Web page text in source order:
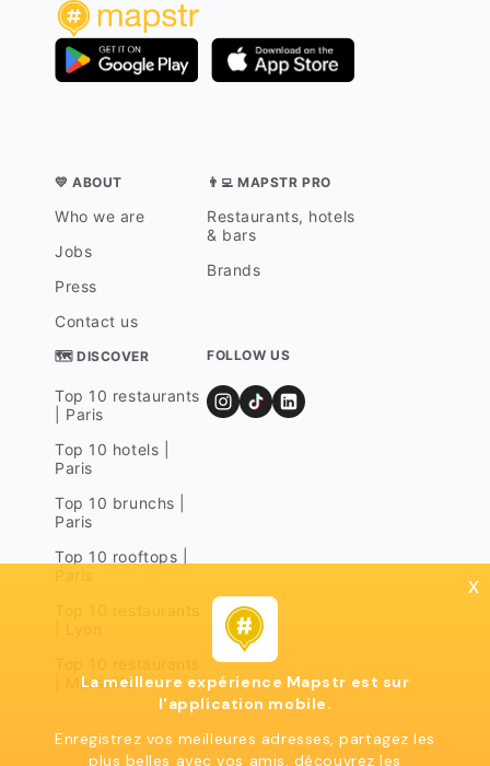
💛 ABOUT
Who we are
Jobs
Press
Contact us
👨‍💻 MAPSTR PRO
Restaurants, hotels
& bars
Brands
🗺 DISCOVER
Top 10 restaurants
| Paris
Top 10 hotels |
Paris
Top 10 brunchs |
Paris
Top 10 rooftops |
| Marseille
FOLLOW US
x
La meilleure expérience Mapstr est sur
l'application mobile.
Enregistrez vos meilleures adresses, partagez les
plus belles avec vos amis, découvrez les